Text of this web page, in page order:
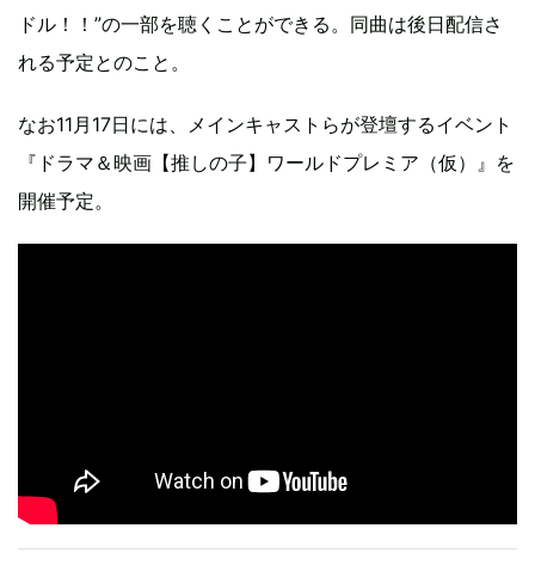
ドル！！”の一部を聴くことができる。同曲は後日配信さ
れる予定とのこと。
なお11月17日には、メインキャストらが登壇するイベント
『ドラマ＆映画【推しの子】ワールドプレミア（仮）』を
開催予定。